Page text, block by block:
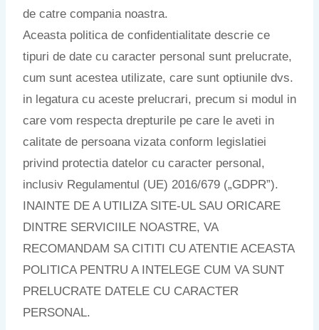
de catre compania noastra.
Aceasta politica de confidentialitate descrie ce
tipuri de date cu caracter personal sunt prelucrate,
cum sunt acestea utilizate, care sunt optiunile dvs.
in legatura cu aceste prelucrari, precum si modul in
care vom respecta drepturile pe care le aveti in
calitate de persoana vizata conform legislatiei
privind protectia datelor cu caracter personal,
inclusiv Regulamentul (UE) 2016/679 („GDPR”).
INAINTE DE A UTILIZA SITE-UL SAU ORICARE
DINTRE SERVICIILE NOASTRE, VA
RECOMANDAM SA CITITI CU ATENTIE ACEASTA
POLITICA PENTRU A INTELEGE CUM VA SUNT
PRELUCRATE DATELE CU CARACTER
PERSONAL.